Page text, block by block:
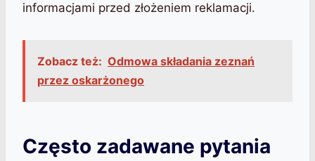
informacjami przed złożeniem reklamacji.
Zobacz też: Odmowa składania zeznań
przez oskarżonego
Często zadawane pytania